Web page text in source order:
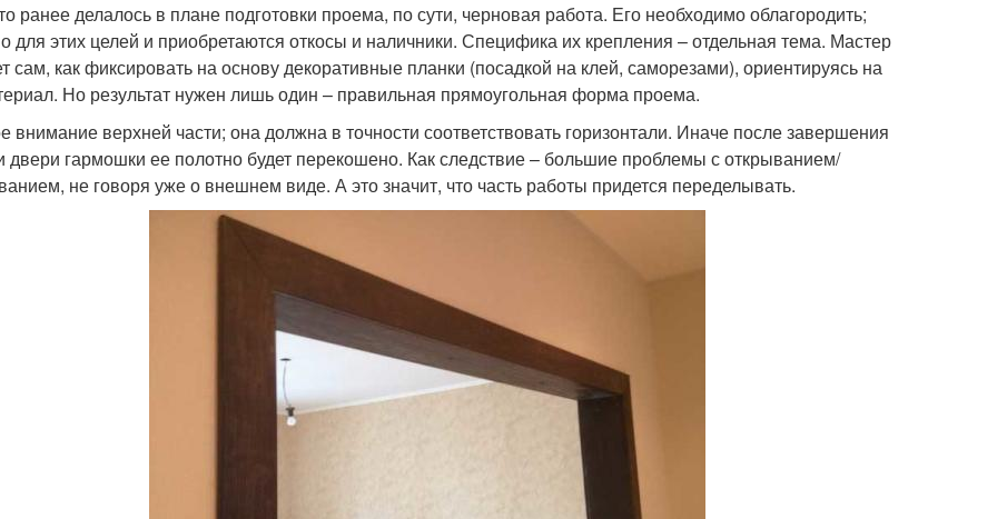
ранее делалось в плане подготовки проема, по сути, черновая работа. Его необходимо облагородить;
для этих целей и приобретаются откосы и наличники. Специфика их крепления – отдельная тема. Мастер
сам, как фиксировать на основу декоративные планки (посадкой на клей, саморезами), ориентируясь на
Но результат нужен лишь один – правильная прямоугольная форма проема.
внимание верхней части; она должна в точности соответствовать горизонтали. Иначе после завершения
двери гармошки ее полотно будет перекошено. Как следствие – большие проблемы с открыванием/
не говоря уже о внешнем виде. А это значит, что часть работы придется переделывать.